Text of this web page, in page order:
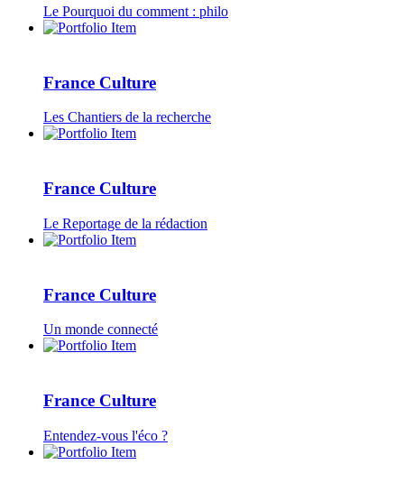
Le Pourquoi du comment : philo
France Culture
Les Chantiers de la recherche
France Culture
Le Reportage de la rédaction
France Culture
Un monde connecté
France Culture
Entendez-vous l'éco ?